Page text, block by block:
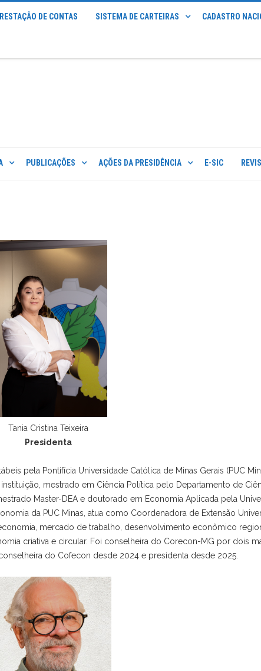
DE CONTAS SISTEMA DE CARTEIRAS CADASTRO
PUBLICAÇÕES AÇÕES DA PRESIDÊNCIA E-SIC
Tania Cristina Teixeira
Presidenta
pela Pontifícia Universidade Católica de Minas Gerais (PUC
mestrado em Ciência Política pelo Departamento de
Master-DEA e doutorado em Economia Aplicada pela
da PUC Minas, atua como Coordenadora de Extensão
mercado de trabalho, desenvolvimento econômico
criativa e circular. Foi conselheira do Corecon-MG por dois
do Cofecon desde 2024 e presidenta desde 2025.